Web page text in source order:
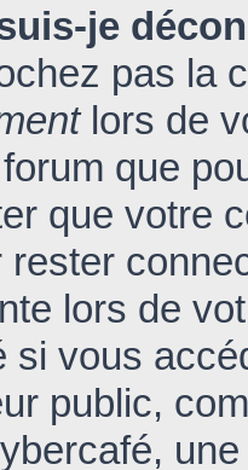
je
pas la
lors de
que
que votre
rester
lors de
si vous
public,